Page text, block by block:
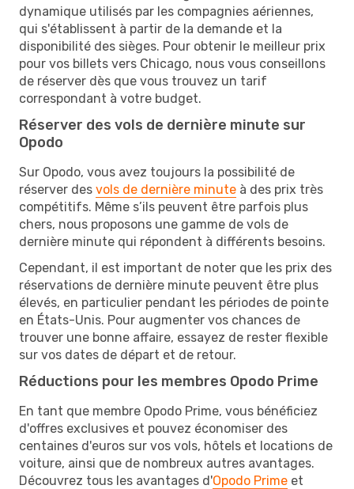
dynamique utilisés par les compagnies aériennes,
qui s'établissent à partir de la demande et la
disponibilité des sièges. Pour obtenir le meilleur prix
pour vos billets vers Chicago, nous vous conseillons
de réserver dès que vous trouvez un tarif
correspondant à votre budget.
Réserver des vols de dernière minute sur
Opodo
Sur Opodo, vous avez toujours la possibilité de
réserver des vols de dernière minute à des prix très
compétitifs. Même s’ils peuvent être parfois plus
chers, nous proposons une gamme de vols de
dernière minute qui répondent à différents besoins.
Cependant, il est important de noter que les prix des
réservations de dernière minute peuvent être plus
élevés, en particulier pendant les périodes de pointe
en États-Unis. Pour augmenter vos chances de
trouver une bonne affaire, essayez de rester flexible
sur vos dates de départ et de retour.
Réductions pour les membres Opodo Prime
En tant que membre Opodo Prime, vous bénéficiez
d'offres exclusives et pouvez économiser des
centaines d'euros sur vos vols, hôtels et locations de
voiture, ainsi que de nombreux autres avantages.
Découvrez tous les avantages d'Opodo Prime et